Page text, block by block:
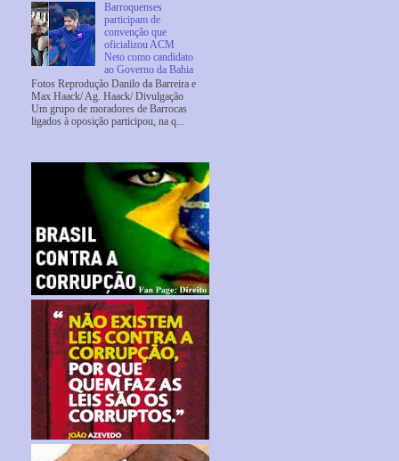
Barroquenses
participam de
convenção que
oficializou ACM
Neto como candidato
ao Governo da Bahia
Fotos Reprodução Danilo da Barreira e
Max Haack/ Ag. Haack/ Divulgação
Um grupo de moradores de Barrocas
ligados à oposição participou, na q...